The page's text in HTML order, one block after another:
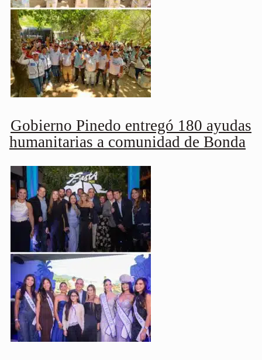
Gobierno Pinedo entregó 180 ayudas
humanitarias a comunidad de Bonda